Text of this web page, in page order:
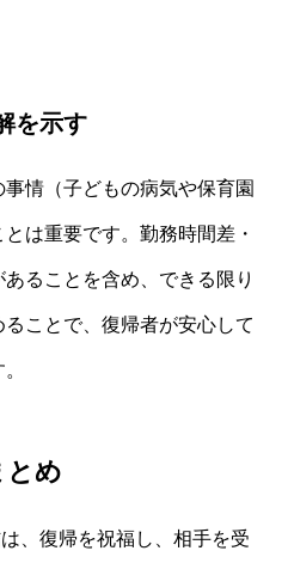
を示す
情（子どもの病気や保育園
は重要です。勤務時間差・
ることを含め、できる限り
ことで、復帰者が安心して
とめ
、復帰を祝福し、相手を受